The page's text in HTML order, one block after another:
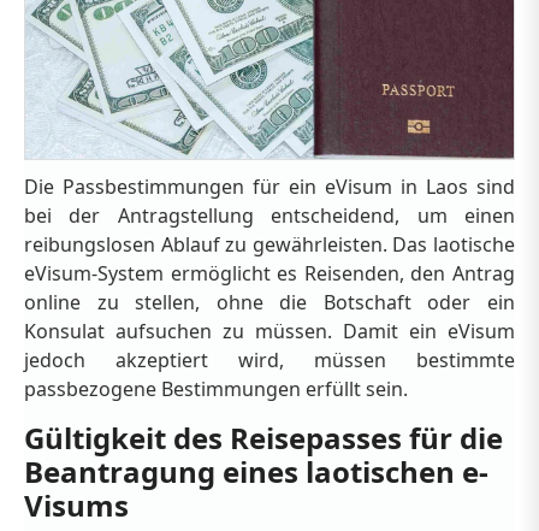
Die Passbestimmungen für ein eVisum in Laos sind
bei der Antragstellung entscheidend, um einen
reibungslosen Ablauf zu gewährleisten. Das laotische
eVisum-System ermöglicht es Reisenden, den Antrag
online zu stellen, ohne die Botschaft oder ein
Konsulat aufsuchen zu müssen. Damit ein eVisum
jedoch akzeptiert wird, müssen bestimmte
passbezogene Bestimmungen erfüllt sein.
Gültigkeit des Reisepasses für die
Beantragung eines laotischen e-
Visums